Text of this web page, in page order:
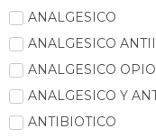
ANALGESICO
ANALGESICO
ANALGESICO
ANALGESICO Y
ANTIBIOTICO